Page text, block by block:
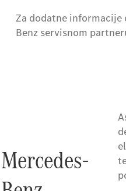
Za dodatne informacije
Benz servisnom
Mercedes-